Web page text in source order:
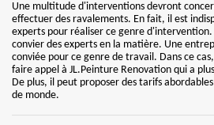
Une multitude d'interventions devront
effectuer des ravalements. En fait, il est
experts pour réaliser ce genre d'intervention.
convier des experts en la matière. Une
conviée pour ce genre de travail. Dans ce
faire appel à JL.Peinture Renovation qui a
De plus, il peut proposer des tarifs
de monde.